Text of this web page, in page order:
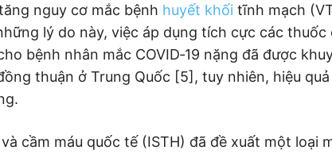
nguy cơ mắc bệnh huyết khối tĩnh mạch
lý do này, việc áp dụng tích cực các
bệnh nhân mắc COVID‐19 nặng đã được
thuận ở Trung Quốc [5], tuy nhiên, hiệu
cầm máu quốc tế (ISTH) đã đề xuất một loại